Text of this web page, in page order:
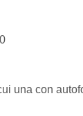
una con